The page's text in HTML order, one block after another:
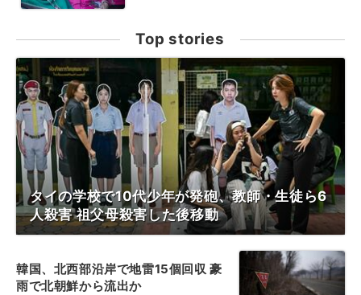
Top stories
タイの学校で10代少年が発砲、教師・生徒ら6
人殺害 祖父母殺害した後移動
韓国、北西部沿岸で地雷15個回収 豪
雨で北朝鮮から流出か